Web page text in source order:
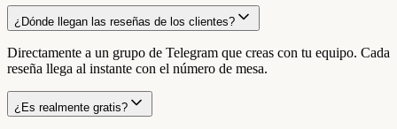
¿Dónde llegan las reseñas de los clientes?
Directamente a un grupo de Telegram que creas con tu equipo. Cada
reseña llega al instante con el número de mesa.
¿Es realmente gratis?